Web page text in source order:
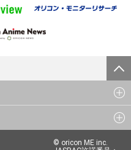
© oricon ME inc.